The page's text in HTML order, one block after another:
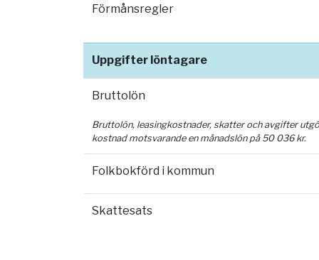
Förmånsregler
Uppgifter löntagare
Bruttolön
Bruttolön, leasingkostnader, skatter och avgifter
kostnad motsvarande en månadslön på 50 036kr.
Folkbokförd i kommun
Skattesats